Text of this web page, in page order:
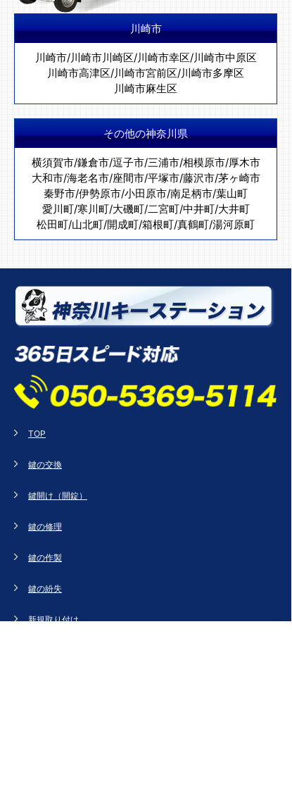
川崎市
川崎市/川崎市川崎区/川崎市幸区/川崎市中原区
川崎市高津区/川崎市宮前区/川崎市多摩区
川崎市麻生区
その他の神奈川県
横須賀市/鎌倉市/逗子市/三浦市/相模原市/厚木市
大和市/海老名市/座間市/平塚市/藤沢市/茅ヶ崎市
秦野市/伊勢原市/小田原市/南足柄市/葉山町
愛川町/寒川町/大磯町/二宮町/中井町/大井町
松田町/山北町/開成町/箱根町/真鶴町/湯河原町
TOP
鍵の交換
鍵開け（開錠）
鍵の修理
鍵の作製
鍵の紛失
新規取り付け